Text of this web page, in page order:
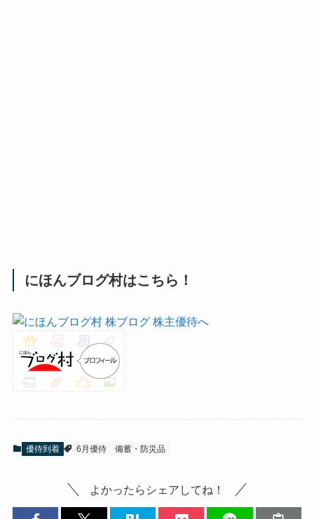
にほんブログ村はこちら！
優待到着 6月優待 備蓄・防災品
よかったらシェアしてね！